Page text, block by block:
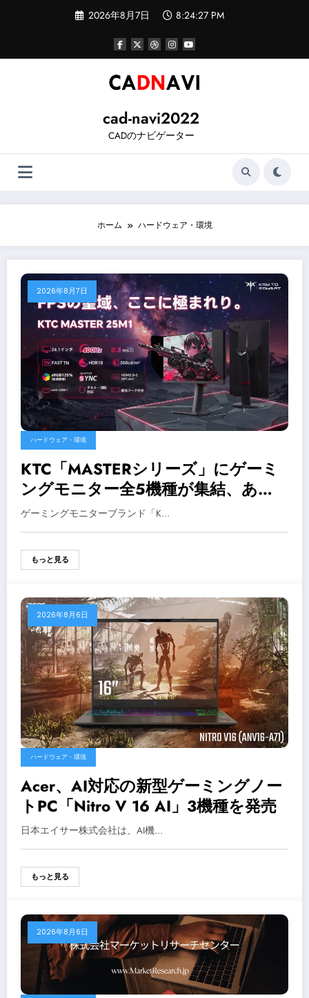
ツ
2026年8月7日 8:24:27 PM
cad-navi2022
CADのナビゲーター
ホーム ハードウェア・環境
2026年8月7日
ハードウェア・環境
KTC「MASTERシリーズ」にゲーミ
ングモニター全5機種が集結、あな
たのプレイスタイルに最適な一台が
見つかる
ゲーミングモニターブランド「K…
もっと見る
2026年8月6日
ハードウェア・環境
Acer、AI対応の新型ゲーミングノー
トPC「Nitro V 16 AI」3機種を発売
日本エイサー株式会社は、AI機…
もっと見る
2026年8月6日